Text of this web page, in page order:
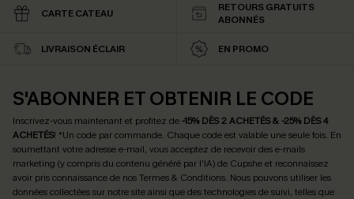
CARTE CATEAU
RETOURS GRATUITS
ABONNÉS
LIVRAISON ÉCLAIR EN PROMO
S'ABONNER ET OBTENIR LE CODE
Inscrivez-vous maintenant et profitez de -15% DÈS 2 ACHETÉS & -25% DÈS 4
ACHETÉS! *Un code par commande. Chaque code est valable une seule fois. En
soumettant votre adresse e-mail, vous acceptez de recevoir des e-mails
marketing (y compris du contenu généré par l'IA) de Cupshe et reconnaissez
avoir pris connaissance de nosTermes & Conditions. Nous pouvons utiliser les
données collectées sur notre site ainsi que des technologies de suivi, telles que